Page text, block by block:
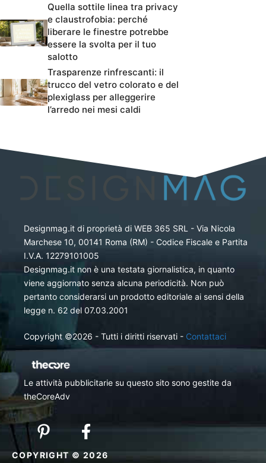
Quella sottile linea tra privacy
e claustrofobia: perché
liberare le finestre potrebbe
essere la svolta per il tuo
salotto
Trasparenze rinfrescanti: il
trucco del vetro colorato e del
plexiglass per alleggerire
l’arredo nei mesi caldi
Designmag.it di proprietà di WEB 365 SRL - Via Nicola
Marchese 10, 00141 Roma (RM) - Codice Fiscale e Partita
I.V.A. 12279101005
Designmag.it non è una testata giornalistica, in quanto
viene aggiornato senza alcuna periodicità. Non può
pertanto considerarsi un prodotto editoriale ai sensi della
legge n. 62 del 07.03.2001
Copyright ©2026 - Tutti i diritti riservati - Contattaci
Le attività pubblicitarie su questo sito sono gestite da
theCoreAdv
COPYRIGHT © 2026